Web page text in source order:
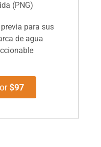
(PNG)
para sus
de agua
$97